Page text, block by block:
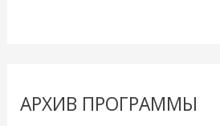
АРХИВ ПРОГРАММЫ